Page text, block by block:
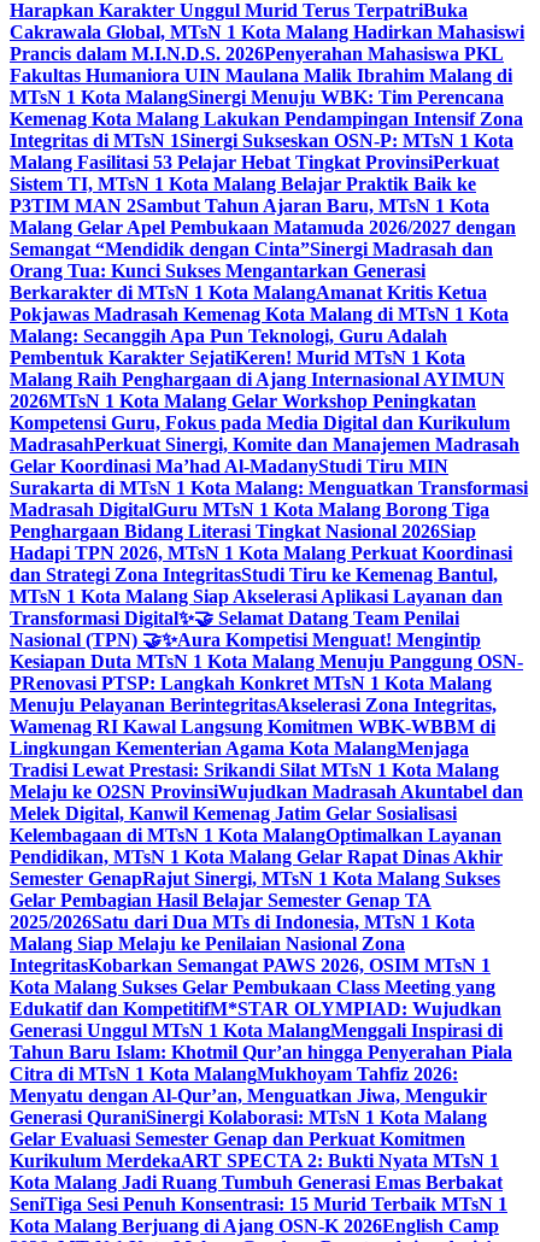
Harapkan Karakter Unggul Murid Terus TerpatriBuka
Cakrawala Global, MTsN 1 Kota Malang Hadirkan Mahasiswi
Prancis dalam M.I.N.D.S. 2026Penyerahan Mahasiswa PKL
Fakultas Humaniora UIN Maulana Malik Ibrahim Malang di
MTsN 1 Kota MalangSinergi Menuju WBK: Tim Perencana
Kemenag Kota Malang Lakukan Pendampingan Intensif Zona
Integritas di MTsN 1Sinergi Sukseskan OSN-P: MTsN 1 Kota
Malang Fasilitasi 53 Pelajar Hebat Tingkat ProvinsiPerkuat
Sistem TI, MTsN 1 Kota Malang Belajar Praktik Baik ke
P3TIM MAN 2Sambut Tahun Ajaran Baru, MTsN 1 Kota
Malang Gelar Apel Pembukaan Matamuda 2026/2027 dengan
Semangat “Mendidik dengan Cinta”Sinergi Madrasah dan
Orang Tua: Kunci Sukses Mengantarkan Generasi
Berkarakter di MTsN 1 Kota MalangAmanat Kritis Ketua
Pokjawas Madrasah Kemenag Kota Malang di MTsN 1 Kota
Malang: Secanggih Apa Pun Teknologi, Guru Adalah
Pembentuk Karakter SejatiKeren! Murid MTsN 1 Kota
Malang Raih Penghargaan di Ajang Internasional AYIMUN
2026MTsN 1 Kota Malang Gelar Workshop Peningkatan
Kompetensi Guru, Fokus pada Media Digital dan Kurikulum
MadrasahPerkuat Sinergi, Komite dan Manajemen Madrasah
Gelar Koordinasi Ma’had Al-MadanyStudi Tiru MIN
Surakarta di MTsN 1 Kota Malang: Menguatkan Transformasi
Madrasah DigitalGuru MTsN 1 Kota Malang Borong Tiga
Penghargaan Bidang Literasi Tingkat Nasional 2026Siap
Hadapi TPN 2026, MTsN 1 Kota Malang Perkuat Koordinasi
dan Strategi Zona IntegritasStudi Tiru ke Kemenag Bantul,
MTsN 1 Kota Malang Siap Akselerasi Aplikasi Layanan dan
Transformasi Digital✨🤝 Selamat Datang Team Penilai
Nasional (TPN) 🤝✨Aura Kompetisi Menguat! Mengintip
Kesiapan Duta MTsN 1 Kota Malang Menuju Panggung OSN-
PRenovasi PTSP: Langkah Konkret MTsN 1 Kota Malang
Menuju Pelayanan BerintegritasAkselerasi Zona Integritas,
Wamenag RI Kawal Langsung Komitmen WBK-WBBM di
Lingkungan Kementerian Agama Kota MalangMenjaga
Tradisi Lewat Prestasi: Srikandi Silat MTsN 1 Kota Malang
Melaju ke O2SN ProvinsiWujudkan Madrasah Akuntabel dan
Melek Digital, Kanwil Kemenag Jatim Gelar Sosialisasi
Kelembagaan di MTsN 1 Kota MalangOptimalkan Layanan
Pendidikan, MTsN 1 Kota Malang Gelar Rapat Dinas Akhir
Semester GenapRajut Sinergi, MTsN 1 Kota Malang Sukses
Gelar Pembagian Hasil Belajar Semester Genap TA
2025/2026Satu dari Dua MTs di Indonesia, MTsN 1 Kota
Malang Siap Melaju ke Penilaian Nasional Zona
IntegritasKobarkan Semangat PAWS 2026, OSIM MTsN 1
Kota Malang Sukses Gelar Pembukaan Class Meeting yang
Edukatif dan KompetitifM*STAR OLYMPIAD: Wujudkan
Generasi Unggul MTsN 1 Kota MalangMenggali Inspirasi di
Tahun Baru Islam: Khotmil Qur’an hingga Penyerahan Piala
Citra di MTsN 1 Kota MalangMukhoyam Tahfiz 2026:
Menyatu dengan Al-Qur’an, Menguatkan Jiwa, Mengukir
Generasi QuraniSinergi Kolaborasi: MTsN 1 Kota Malang
Gelar Evaluasi Semester Genap dan Perkuat Komitmen
Kurikulum MerdekaART SPECTA 2: Bukti Nyata MTsN 1
Kota Malang Jadi Ruang Tumbuh Generasi Emas Berbakat
SeniTiga Sesi Penuh Konsentrasi: 15 Murid Terbaik MTsN 1
Kota Malang Berjuang di Ajang OSN-K 2026English Camp